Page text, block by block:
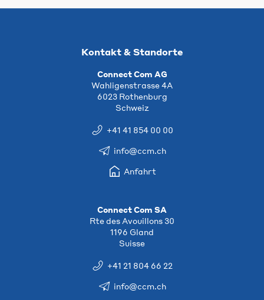
Kontakt & Standorte
Connect Com AG
Wahligenstrasse 4A
6023 Rothenburg
Schweiz
+41 41 854 00 00
info@ccm.ch
Anfahrt
Connect Com SA
Rte des Avouillons 30
1196 Gland
Suisse
+41 21 804 66 22
info@ccm.ch